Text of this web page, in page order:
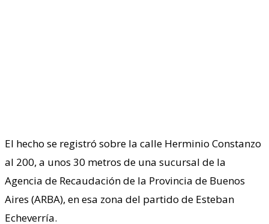
El hecho se registró sobre la calle Herminio Constanzo
al 200, a unos 30 metros de una sucursal de la
Agencia de Recaudación de la Provincia de Buenos
Aires (ARBA), en esa zona del partido de Esteban
Echeverría.